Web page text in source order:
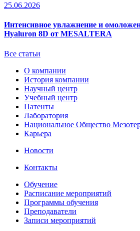
25.06.2026
Интенсивное увлажнение и
Hyaluron 8D от MESALTERA
Все статьи
О компании
История компании
Научный центр
Учебный центр
Патенты
Лаборатория
Национальное Общество
Карьера
Новости
Контакты
Обучение
Расписание мероприятий
Программы обучения
Преподаватели
Записи мероприятий